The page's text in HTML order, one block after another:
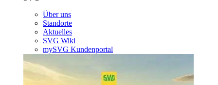
Über uns
Standorte
Aktuelles
SVG Wiki
mySVG Kundenportal